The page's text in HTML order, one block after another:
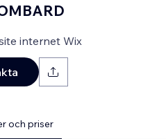
internet Wix
och priser